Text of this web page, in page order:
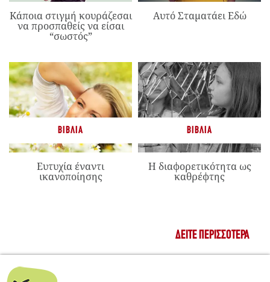
Κάποια στιγμή κουράζεσαι
να προσπαθείς να είσαι
“σωστός”
Αυτό Σταματάει Εδώ
ΒΙΒΛΊΑ
Ευτυχία έναντι
ικανοποίησης
ΒΙΒΛΊΑ
Η διαφορετικότητα ως
καθρέφτης
ΔΕΊΤΕ ΠΕΡΙΣΣΌΤΕΡΑ